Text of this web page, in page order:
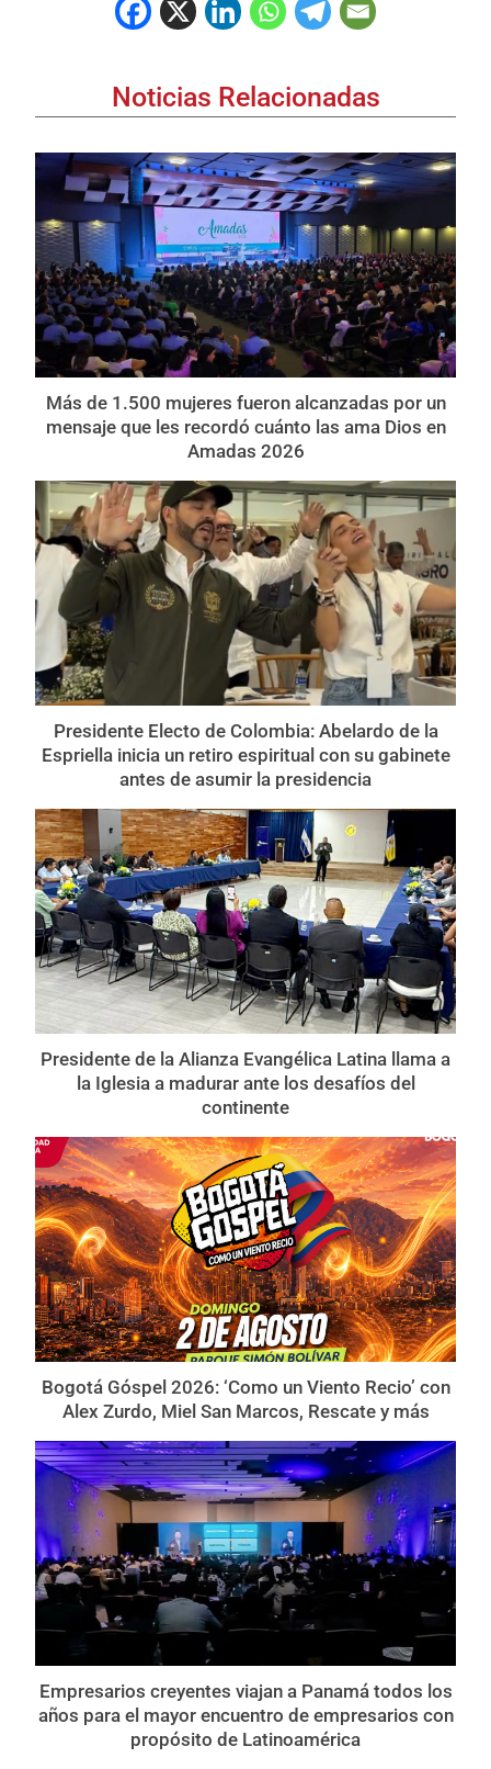
Noticias Relacionadas
Más de 1.500 mujeres fueron alcanzadas por un
mensaje que les recordó cuánto las ama Dios en
Amadas 2026
Presidente Electo de Colombia: Abelardo de la
Espriella inicia un retiro espiritual con su gabinete
antes de asumir la presidencia
Presidente de la Alianza Evangélica Latina llama a
la Iglesia a madurar ante los desafíos del
continente
Bogotá Góspel 2026: ‘Como un Viento Recio’ con
Alex Zurdo, Miel San Marcos, Rescate y más
Empresarios creyentes viajan a Panamá todos los
años para el mayor encuentro de empresarios con
propósito de Latinoamérica